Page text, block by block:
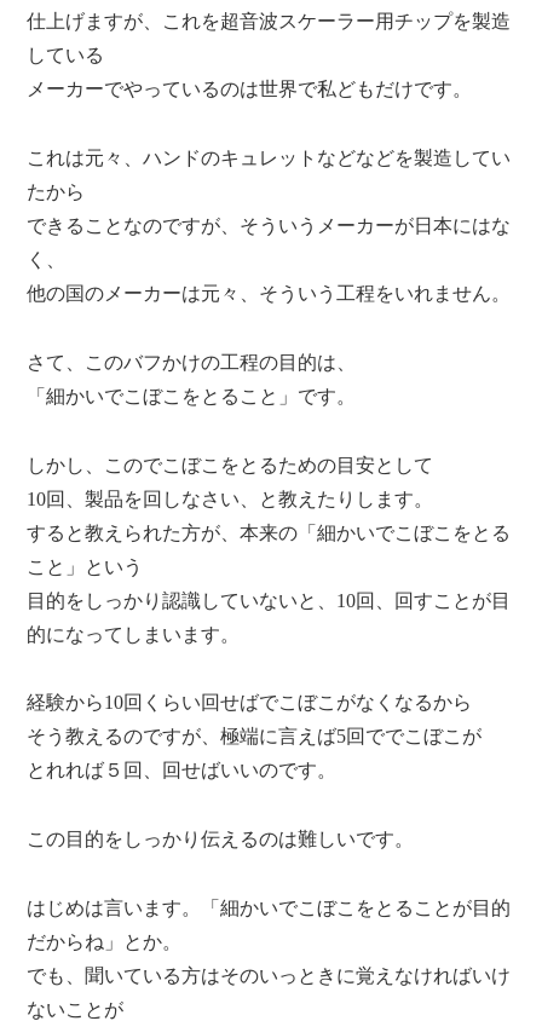
仕上げますが、 これを超音波スケーラー用チップを製造
している
メーカーでやっているのは世界で私どもだけです。
これは元々、ハンドのキュレットなどなどを製造してい
たから
できることなのですが、そういうメーカーが日本にはな
く、
他の国のメーカーは元々、そういう工程をいれません。
さて、このバフかけの工程の目的は、
「細かいでこぼこをとること」です。
しかし、このでこぼこをとるための目安として
10回、製品を回しなさい、と教えたりします。
すると教えられた方が、本来の「細かいでこぼこをとる
こと」という
目的をしっかり認識していないと、10回、回すことが目
的になってしまいます。
経験から10回くらい回せばでこぼこがなくなるから
そう教えるのですが、極端に言えば5回ででこぼこが
とれれば５回、回せばいいのです。
この目的をしっかり伝えるのは難しいです。
はじめは言います。「細かいでこぼこをとることが目的
だからね」とか。
でも、聞いている方はそのいっときに覚えなければいけ
ないことが